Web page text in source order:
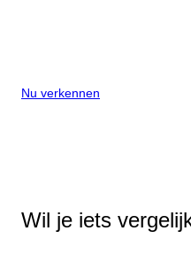
Nu verkennen
Wil je iets